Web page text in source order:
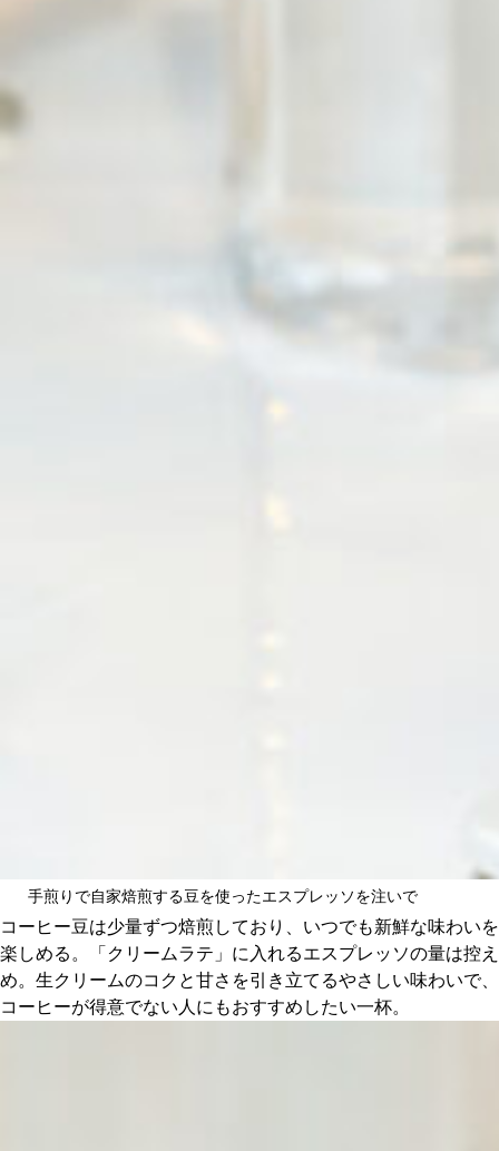
手煎りで自家焙煎する豆を使ったエスプレッソを注いで
コーヒー豆は少量ずつ焙煎しており、いつでも新鮮な味わいを
楽しめる。「クリームラテ」に入れるエスプレッソの量は控え
め。生クリームのコクと甘さを引き立てるやさしい味わいで、
コーヒーが得意でない人にもおすすめしたい一杯。